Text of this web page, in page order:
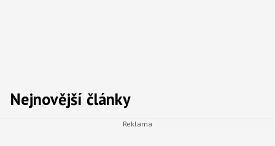
Nejnovější články